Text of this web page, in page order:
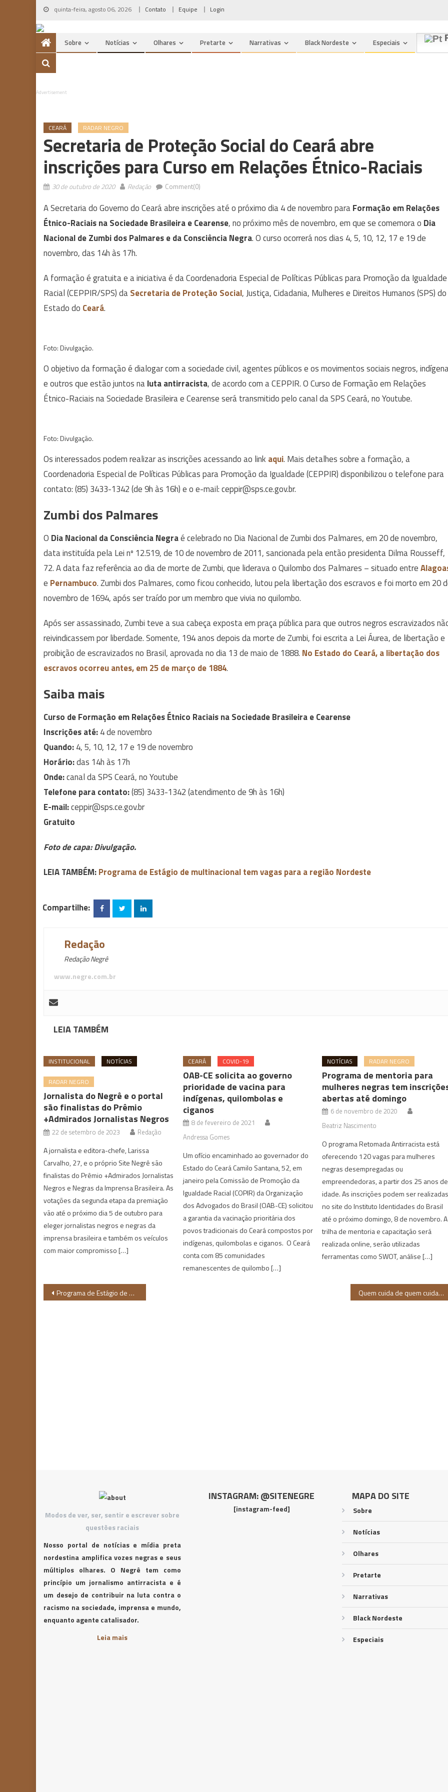
Skip
content
quinta-feira, agosto 06, 2026 Contato Equipe Login
Sobre Notícias Olhares Pretarte Narrativas Black Nordeste Especiais
Advertisement
CEARÁ RADAR NEGRO
Secretaria de Proteção Social do Ceará abre
inscrições para Curso em Relações Étnico-Raciais
30 de outubro de 2020 Redação Comment(0)
A Secretaria do Governo do Ceará abre inscrições até o próximo dia 4 de novembro paraFormação em Relações
Étnico-Raciais na Sociedade Brasileira e Cearense, no próximo mês de novembro, em que se comemora o Dia
Nacional de Zumbi dos Palmares e da Consciência Negra. O curso ocorrerá nos dias 4, 5, 10, 12, 17 e 19 de
novembro, das 14h às 17h.
A formação é gratuita e a iniciativa é da Coordenadoria Especial de Políticas Públicas para Promoção da Igualdade
Racial (CEPPIR/SPS) daSecretaria de Proteção Social, Justiça, Cidadania, Mulheres e Direitos Humanos (SPS) do
Estado do Ceará.
Foto: Divulgação.
O objetivo da formação é dialogar com a sociedade civil, agentes públicos e os movimentos sociais negros,
e outros que estão juntos naluta antirracista, de acordo com a CEPPIR. O Curso de Formação em Relações
Étnico-Raciais na Sociedade Brasileira e Cearense será transmitido pelo canal da SPS Ceará, no Youtube.
Foto: Divulgação.
Os interessados podem realizar as inscrições acessando ao link aqui. Mais detalhes sobre a formação, a
Coordenadoria Especial de Políticas Públicas para Promoção da Igualdade (CEPPIR) disponibilizou o telefone para
contato: (85) 3433-1342 (de 9h às 16h) e o e-mail: ceppir@sps.ce.gov.br.
Zumbi dos Palmares
O Dia Nacional da Consciência Negraé celebrado no Dia Nacional de Zumbi dos Palmares, em 20 de novembro,
data instituída pela Lei nº 12.519, de 10 de novembro de 2011, sancionada pela então presidenta Dilma Rousseff,
72. A data faz referência ao dia de morte de Zumbi, que liderava o Quilombo dos Palmares – situado entre
e Pernambuco. Zumbi dos Palmares, como ficou conhecido, lutou pela libertação dos escravos e foi morto em 20
novembro de 1694, após ser traído por um membro que vivia no quilombo.
Após ser assassinado, Zumbi teve a sua cabeça exposta em praça pública para que outros negros escravizados
reivindicassem por liberdade. Somente, 194 anos depois da morte de Zumbi, foi escrita a Lei Áurea, de libertação e
proibição de escravizados no Brasil, aprovada no dia 13 de maio de 1888. No Estado do Ceará, a libertação dos
escravos ocorreu antes, em 25 de março de 1884.
Saiba mais
Curso de Formação em Relações Étnico Raciais na Sociedade Brasileira e Cearense
Inscrições até:4 de novembro
Quando:4, 5, 10, 12, 17 e 19 de novembro
Horário:das 14h às 17h
Onde:canal da SPS Ceará, no Youtube
Telefone para contato:(85) 3433-1342 (atendimento de 9h às 16h)
E-mail:ceppir@sps.ce.gov.br
Gratuito
Foto de capa: Divulgação.
LEIA TAMBÉM:Programa de Estágio de multinacional tem vagas para a região Nordeste
Compartilhe:
Redação
Redação Negrê
www.negre.com.br
LEIA TAMBÉM
INSTITUCIONAL NOTÍCIAS
RADAR NEGRO
Jornalista do Negrê e o portal
são finalistas do Prêmio
+Admirados Jornalistas Negros
22 de setembro de 2023 Redação
A jornalista e editora-chefe, Larissa
Carvalho, 27, e o próprio Site Negrê são
finalistas do Prêmio +Admirados Jornalistas
Negros e Negras da Imprensa Brasileira. As
votações da segunda etapa da premiação
vão até o próximo dia 5 de outubro para
eleger jornalistas negros e negras da
imprensa brasileira e também os veículos
com maior compromisso […]
CEARÁ COVID-19
OAB-CE solicita ao governo
prioridade de vacina para
indígenas, quilombolas e
ciganos
8 de fevereiro de 2021
Andressa Gomes
Um ofício encaminhado ao governador do
Estado do Ceará Camilo Santana, 52, em
janeiro pela Comissão de Promoção da
Igualdade Racial (COPIR) da Organização
dos Advogados do Brasil (OAB-CE) solicitou
a garantia da vacinação prioritária dos
povos tradicionais do Ceará compostos por
indígenas, quilombolas e ciganos. O Ceará
conta com 85 comunidades
remanescentes de quilombo […]
NOTÍCIAS RADAR NEGRO
Programa de mentoria para
mulheres negras tem
abertas até domingo
6 de novembro de 2020
Beatriz Nascimento
O programa Retomada Antirracista está
oferecendo 120 vagas para mulheres
negras desempregadas ou
empreendedoras, a partir dos 25 anos de
idade. As inscrições podem ser realizadas
no site do Instituto Identidades do Brasil
até o próximo domingo, 8 de novembro. A
trilha de mentoria e capacitação será
realizada online, serão utilizadas
ferramentas como SWOT, análise […]
Navegação
Programa de Estágio de multinacional tem vagas para a região Nordeste Quem cuida de quem cuida?
Modos de ver, ser, sentir e escrever sobre
questões raciais
Nosso portal de notícias e mídia preta
nordestina amplifica vozes negras e seus
múltiplos olhares. O Negrê tem como
princípio um jornalismo antirracista e é
um desejo de contribuir na luta contra o
racismo na sociedade, imprensa e mundo,
enquanto agente catalisador.
Leia mais
INSTAGRAM: @SITENEGRE
[instagram-feed]
MAPA DO SITE
Sobre
Notícias
Olhares
Pretarte
Narrativas
Black Nordeste
Especiais